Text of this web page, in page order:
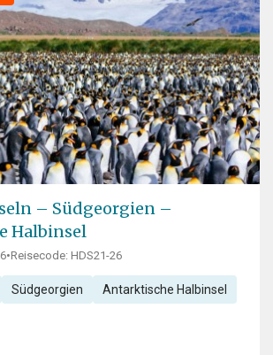
– Südgeorgien –
Halbinsel
•Reisecode: HDS21-26
Südgeorgien Antarktische Halbinsel